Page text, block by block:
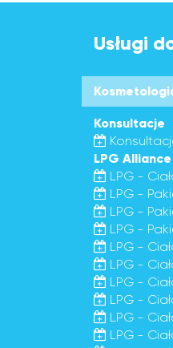
Usługi
Konsultacje
LPG
LPG -
LPG -
LPG -
LPG -
LPG -
LPG -
LPG -
LPG -
LPG -
LPG -